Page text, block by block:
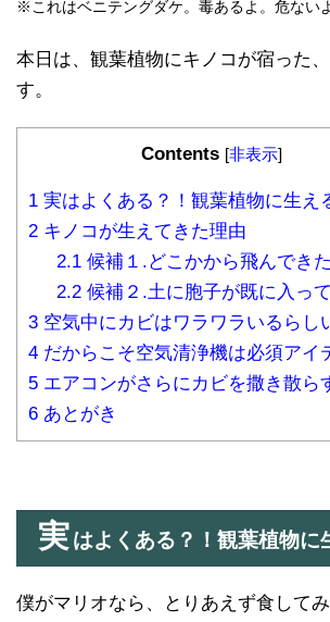
※これはベニテングダケ。毒あるよ。危ないよ
本日は、観葉植物にキノコが宿った
す。
Contents [非表示]
1 実はよくある？！観葉植物に生え
2 キノコが生えてきた理由
2.1候補１.どこかから飛んできた
2.2候補２.土に胞子が既に入っ
3 空気中にカビはワラワラいるらし
4 だからこそ空気清浄機は必須アイ
5 エアコンがさらにカビを撒き散ら
6 あとがき
実はよくある？！観葉植物に
僕がマリオなら、とりあえず食して